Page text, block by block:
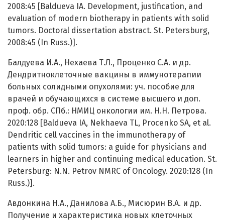
2008:45 [Baldueva IA. Development, justification, and
evaluation of modern biotherapy in patients with solid
tumors. Doctoral dissertation abstract. St. Petersburg,
2008:45 (In Russ.)].
Балдуева И.А., Нехаева Т.Л., Проценко С.А. и др.
Дендритноклеточные вакцины в иммунотерапии
больных солидными опухолями: уч. пособие для
врачей и обучающихся в системе высшего и доп.
проф. обр. СПб.: НМИЦ онкологии им. Н.Н. Петрова.
2020:128 [Baldueva IA, Nekhaeva TL, Procenko SA, et al.
Dendritic cell vaccines in the immunotherapy of
patients with solid tumors: a guide for physicians and
learners in higher and continuing medical education. St.
Petersburg: N.N. Petrov NMRC of Oncology. 2020:128 (In
Russ.)].
Авдонкина Н.А., Данилова А.Б., Мисюрин В.А. и др.
Получение и характеристика новых клеточных